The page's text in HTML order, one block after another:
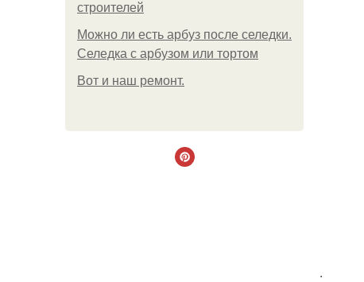
строителей
Можно ли есть арбуз после селедки.
Селедка с арбузом или тортом
Boт и наш ремoнт.
.